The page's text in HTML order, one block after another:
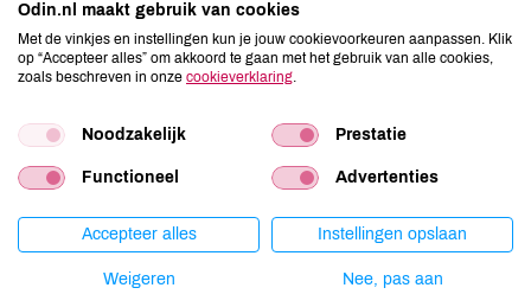
citroenzuur.
Allergenen
Aardnoten
niet aanwezig
Gluten
niet aanwezig
Lactose
niet aanwezig
Lupine
niet aanwezig
niet aanwezig
Odin.nl maakt gebruik van cookies
Met de vinkjes en instellingen kun je jouw cookievoorkeuren aanpassen. Klik
op “Accepteer alles” om akkoord te gaan met het gebruik van alle cookies,
zoals beschreven in onze cookieverklaring
Noodzakelijk Prestatie
Functioneel Advertenties
Accepteer alles Instellingen opslaan
Weigeren Nee, pas aan